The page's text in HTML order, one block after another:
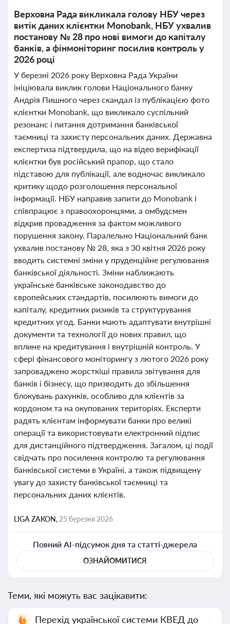
Верховна Рада викликала голову НБУ через
витік даних клієнтки Monobank, НБУ ухвалив
постанову № 28 про нові вимоги до капіталу
банків, а фінмоніторинг посилив контроль у
2026 році
У березні 2026 року Верховна Рада України
ініціювала виклик голови Національного банку
Андрія Пишного через скандал із публікацією фото
клієнтки Monobank, що викликало суспільний
резонанс і питання дотримання банківської
таємниці та захисту персональних даних. Державна
експертиза підтвердила, що на відео верифікації
клієнтки був російський прапор, що стало
підставою для публікації, але водночас викликало
критику щодо розголошення персональної
інформації. НБУ направив запити до Monobank і
співпрацює з правоохоронцями, а омбудсмен
відкрив провадження за фактом можливого
порушення закону. Паралельно Національний банк
ухвалив постанову № 28, яка з 30 квітня 2026 року
вводить системні зміни у пруденційне регулювання
банківської діяльності. Зміни наближають
українське банківське законодавство до
європейських стандартів, посилюють вимоги до
капіталу, кредитних ризиків та структурування
кредитних угод. Банки мають адаптувати внутрішні
документи та технології до нових правил, що
вплине на кредитування і внутрішній контроль. У
сфері фінансового моніторингу з лютого 2026 року
запроваджено жорсткіші правила звітування для
банків і бізнесу, що призводить до збільшення
блокувань рахунків, особливо для клієнтів за
кордоном та на окупованих територіях. Експерти
радять клієнтам інформувати банки про великі
операції та використовувати електронний підпис
для дистанційного підтвердження. Загалом, ці події
свідчать про посилення контролю та регулювання
банківської системи в Україні, а також підвищену
увагу до захисту банківської таємниці та
персональних даних клієнтів.
LIGA ZAKON, 25 березня 2026
Повний AI-підсумок дня та статті-джерела
ОЗНАЙОМИТИСЯ
Теми, які можуть вас зацікавити:
Перехід української системи КВЕД до